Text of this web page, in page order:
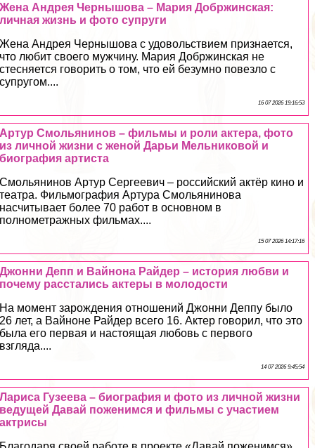
Жена Андрея Чернышова – Мария Добржинская:
личная жизнь и фото супруги
Жена Андрея Чернышова с удовольствием признается,
что любит своего мужчину. Мария Добржинская не
стесняется говорить о том, что ей безумно повезло с
супругом....
16 07 2026 19:16:53
Артур Смольянинов – фильмы и роли актера, фото
из личной жизни с женой Дарьи Мельниковой и
биография артиста
Смольянинов Артур Сергеевич – российский актёр кино и
театра. Фильмография Артура Смольянинова
насчитывает более 70 работ в основном в
полнометражных фильмах....
15 07 2026 14:17:16
Джонни Депп и Вайнона Райдер – история любви и
почему расстались актеры в молодости
На момент зарождения отношений Джонни Деппу было
26 лет, а Вайноне Райдер всего 16. Актер говорил, что это
была его первая и настоящая любовь с первого
взгляда....
14 07 2026 9:45:54
Лариса Гузеева – биография и фото из личной жизни
ведущей Давай поженимся и фильмы с участием
актрисы